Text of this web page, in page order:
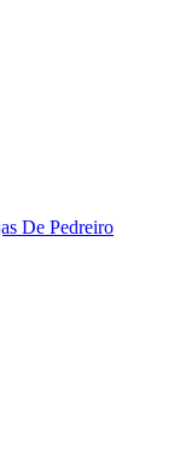
De Pedreiro